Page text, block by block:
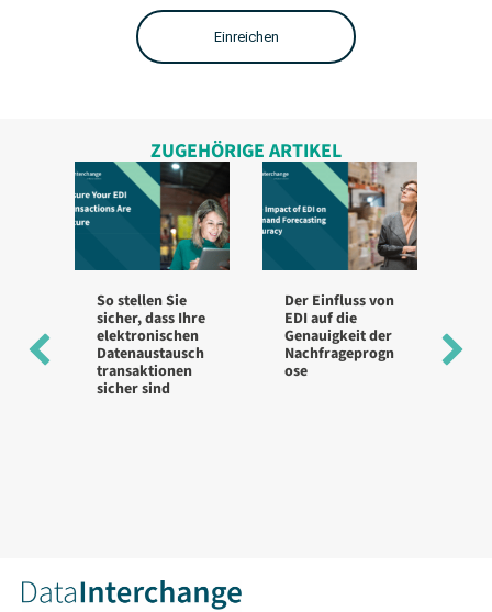
ZUGEHÖRIGE ARTIKEL
So stellen Sie
sicher, dass Ihre
elektronischen
Datenaustausch
transaktionen
sicher sind
Der Einfluss von
EDI auf die
Genauigkeit der
Nachfrageprogn
ose